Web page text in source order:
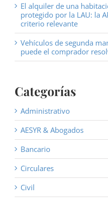
El alquiler de una
protegido por la LAU: la
criterio relevante
Vehículos de segunda
puede el comprador
Categorías
Administrativo
AESYR & Abogados
Bancario
Circulares
Civil